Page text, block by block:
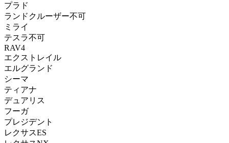
プラド
ランドクルーザー不可
ミライ
テスラ不可
RAV4
エクストレイル
エルグランド
シーマ
ティアナ
デュアリス
フーガ
プレジデント
レクサスES